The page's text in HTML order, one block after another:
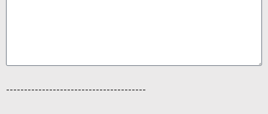
---------------------------------------